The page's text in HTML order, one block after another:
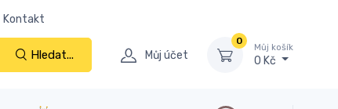
Kontakt
Hledat... Můj účet
0
Můj košík
0 Kč